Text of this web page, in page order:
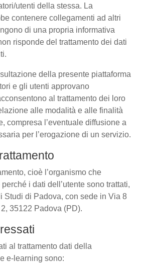
utenti della stessa. La
contenere collegamenti ad altri
di una propria informativa
risponde del trattamento dei dati
della presente piattaforma
e gli utenti approvano
al trattamento dei loro
alle modalità e alle finalità
compresa l’eventuale diffusione a
per l’erogazione di un servizio.
cioè l’organismo che
i dati dell’utente sono trattati,
Studi di Padova, con sede in Via 8
35122 Padova (PD).
al trattamento dati della
e-learning sono: